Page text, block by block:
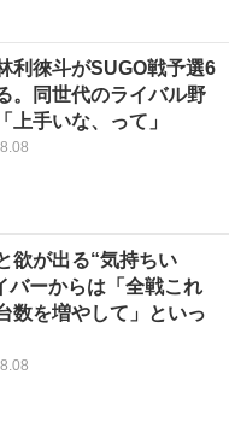
利徠斗がSUGO戦予選6
。同世代のライバル野
上手いな、って」
欲が出る“気持ちい
バーからは「全戦これ
数を増やして」といっ